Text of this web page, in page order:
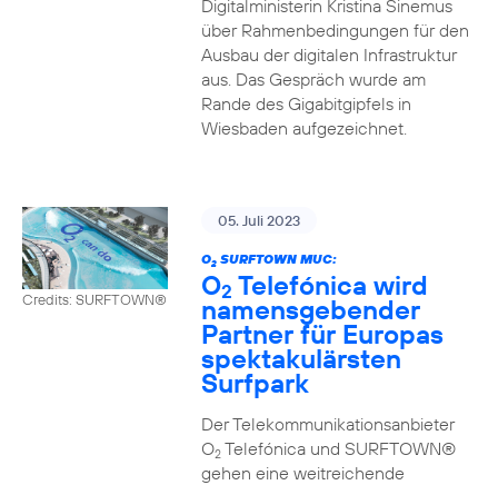
Digitalministerin Kristina Sinemus
über Rahmenbedingungen für den
Ausbau der digitalen Infrastruktur
aus. Das Gespräch wurde am
Rande des Gigabitgipfels in
Wiesbaden aufgezeichnet.
Credits: SURFTOWN®
05. Juli 2023
O2SURFTOWN MUC:
O2 Telefónica wird
namensgebender
Partner für Europas
spektakulärsten
Surfpark
Der Telekommunikationsanbieter
O2Telefónica und SURFTOWN®
gehen eine weitreichende